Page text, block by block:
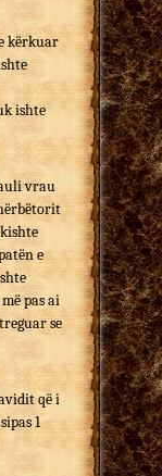
kërkuar
ishte
vrau
e
pas ai
se
që i
1